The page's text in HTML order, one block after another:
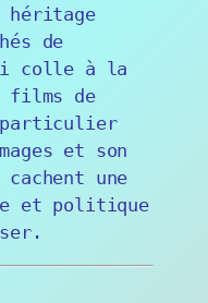
héritage
de
colle à la
films de
particulier
et son
une
et politique